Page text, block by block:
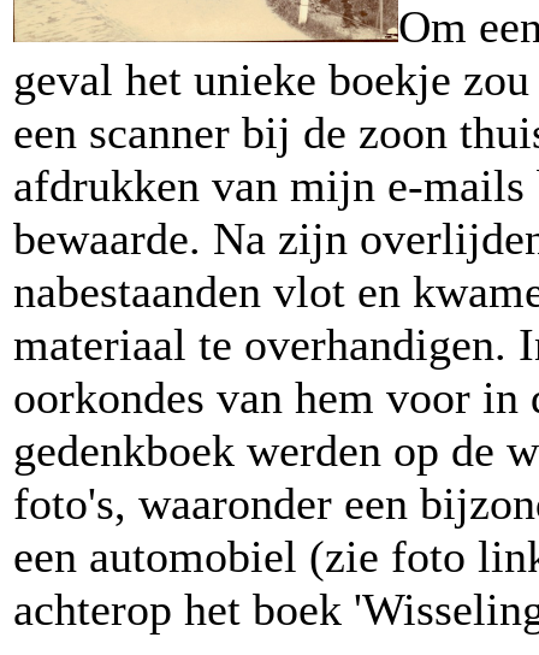
Om
geval het unieke boekje
een scanner bij de zoon
afdrukken van mijn e-
bewaarde. Na zijn
nabestaanden vlot en
materiaal te overhandigen.
oorkondes van hem voor in
gedenkboek werden op de
foto's, waaronder een
een automobiel (zie foto
achterop het boek